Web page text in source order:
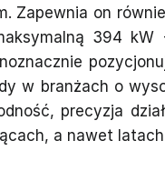
Zapewnia on
394
w branżach o
precyzja
a nawet latach